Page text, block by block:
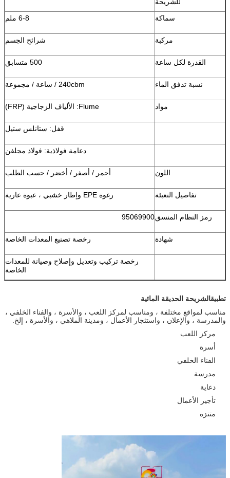
سماكة
6-8 ملم
مركبة شرائح الجسم
القدرة لكل ساعة 500 متسابق
نسبة تدفق الماء 240cbm / ساعة / مجموعة
مواد Flume: الألياف الزجاجية (FRP)
قفل: ستانلس ستيل
دعامة فولاذية: فولاذ مجلفن
اللون أحمر / أصفر / أخضر / حسب الطلب
تفاصيل التعبئة رغوة EPE وإطار خشبي ، عبوة عارية
رمز النظام المنسق95069900
شهادة رخصة تصنيع المعدات الخاصة
رخصة تركيب وتعديل وإصلاح وصيانة للمعدات
الخاصة
تطبيقالشريحة الحديقة المائية
مناسب لمواقع مختلفة ، ومناسب لمركز اللعب ، والأسرة ، والفناء الخلفي ،
والمدرسة ، والإعلان ، واستئجار الأعمال ، ومدينة الملاهي ، والأسرة ، إلخ.
مركز اللعب
أسرة
الفناء الخلفي
مدرسة
دعاية
تأجير الأعمال
متنزه